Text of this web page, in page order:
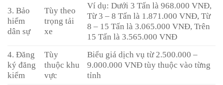
3. Bảo
hiểm
dân sự
Tùy theo
trọng tải
xe
Ví dụ: Dưới 3 Tấn là 968.000 VNĐ,
Từ 3 – 8 Tấn là 1.871.000 VNĐ, Từ
8 – 15 Tấn là 3.065.000 VNĐ, Trên
15 Tấn là 3.565.000 VNĐ
4. Đăng
ký đăng
kiểm
Tùy
thuộc khu
vực
Biểu giá dịch vụ từ 2.500.000 –
9.000.000 VNĐ tùy thuộc vào từng
tỉnh